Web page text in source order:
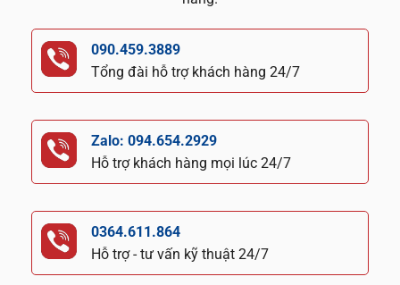
090.459.3889
Tổng đài hỗ trợ khách hàng 24/7
Zalo: 094.654.2929
Hỗ trợ khách hàng mọi lúc 24/7
0364.611.864
Hỗ trợ - tư vấn kỹ thuật 24/7